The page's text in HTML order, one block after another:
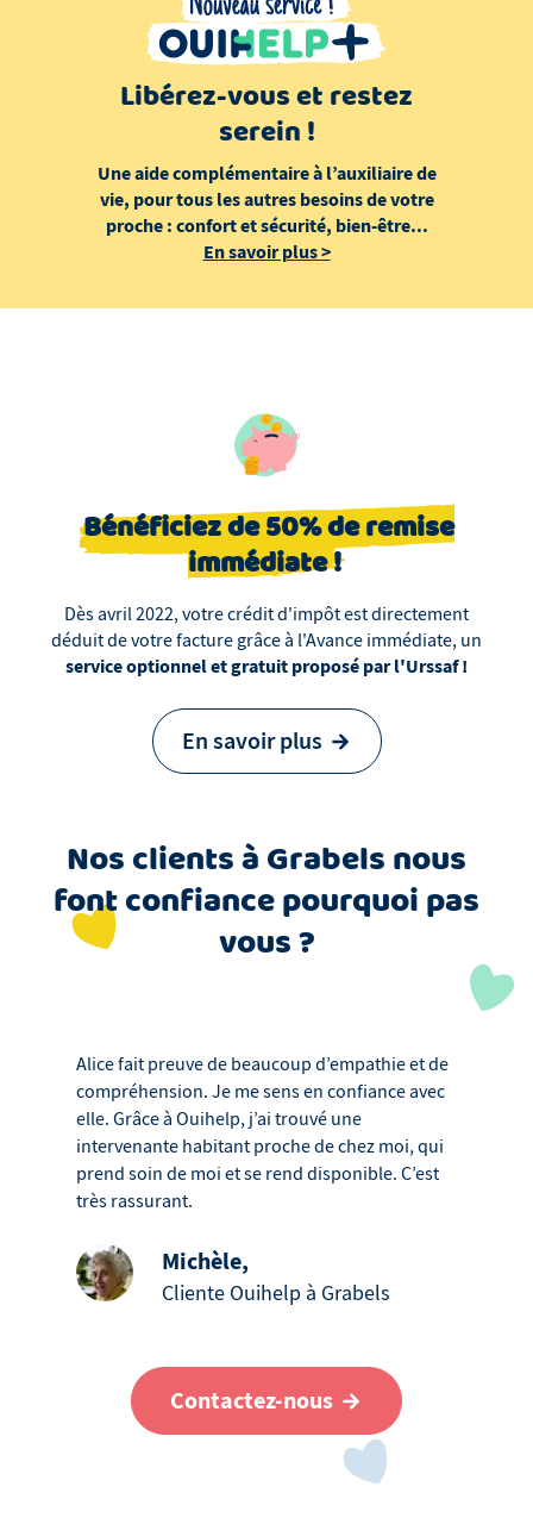
Libérez-vous et restez
serein !
Une aide complémentaire à l’auxiliaire de
vie, pour tous les autres besoins de votre
proche : confort et sécurité, bien-être...
En savoir plus>
Bénéficiez de 50% de remise
immédiate !
Dès avril 2022, votre crédit d'impôt est directement
déduit de votre facture grâce à l'Avance immédiate, un
service optionnel et gratuit proposé par l'Urssaf !
En savoir plus
Nos clientsàGrabelsnous
font confiance pourquoi pas
vous ?
Alice fait preuve de beaucoup d’empathie et de
compréhension. Je me sens en confiance avec
elle. Grâce à Ouihelp, j’ai trouvé une
intervenante habitant proche de chez moi, qui
prend soin de moi et se rend disponible. C’est
très rassurant.
Michèle,
Cliente Ouihelp à Grabels
Contactez-nous